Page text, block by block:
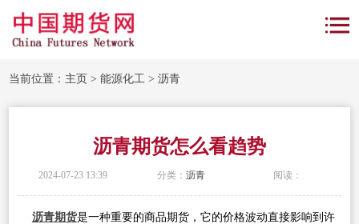
当前位置： 主页 >能源化工 >沥青
沥青期货怎么看趋势
2024-07-23 13:39 分类： 沥青 阅读：
沥青期货是一种重要的商品期货，它的价格波动直接影响到许